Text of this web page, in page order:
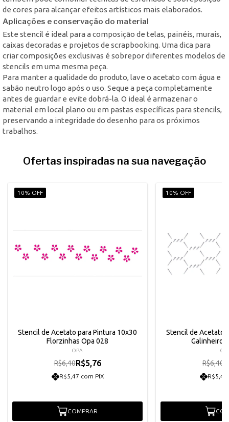
de cores para alcançar efeitos artísticos mais elaborados.
Aplicações e conservação do material
Este stencil é ideal para a composição de telas, painéis, murais,
caixas decoradas e projetos de scrapbooking. Uma dica para
criar composições exclusivas é sobrepor diferentes modelos de
stencils em uma mesma peça.
Para manter a qualidade do produto, lave o acetato com água e
sabão neutro logo após o uso. Seque a peça completamente
antes de guardar e evite dobrá-la. O ideal é armazenar o
material em local plano ou em pastas específicas para stencils,
preservando a integridade do desenho para os próximos
trabalhos.
Ofertas inspiradas na sua navegação
10% OFF
Stencil de Acetato para Pintura 10x30
Florzinhas Opa 028
OPA
R$6,40R$5,76
R$5,47 com PIX
COMPRAR
10% OFF
Stencil de Acetato
Galinheiro
R$6,40
R$5,47